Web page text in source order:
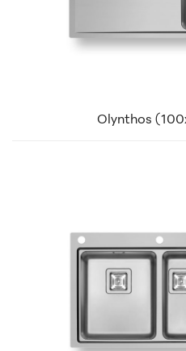
Olynthos